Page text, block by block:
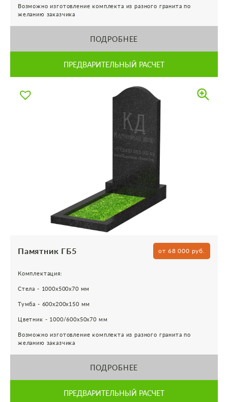
Возможно изготовление комплекта из разного гранита по
желанию заказчика
ПОДРОБНЕЕ
ПРЕДВАРИТЕЛЬНЫЙ РАСЧЕТ
Памятник ГБ5 от 68 000 руб.
Комплектация:
Стела - 1000х500х70 мм
Тумба - 600х200х150 мм
Цветник - 1000/600х50х70 мм
Возможно изготовление комплекта из разного гранита по
желанию заказчика
ПОДРОБНЕЕ
ПРЕДВАРИТЕЛЬНЫЙ РАСЧЕТ